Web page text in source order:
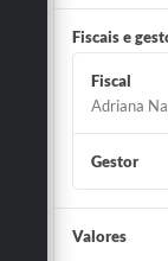
Fiscais e
Fiscal
Adriana
Gestor
Valores